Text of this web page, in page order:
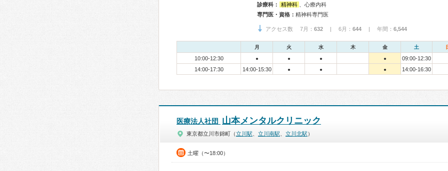
診療科： 精神科
、心療内科
専門医・資格： 精神科専門医
アクセス数 7月： 632 | 6月： 644 | 年間： 6,544
月 火 水 木 金 土
10:00-12:30 ● ● ● ●
09:00-12:30
14:00-17:30
14:00-15:30 ● ● ● 14:00-16:30
医療法人社団 山本メンタルクリニック
東京都立川市錦町（立川駅 立川南駅 立川北駅 ）
土曜（〜18:00）